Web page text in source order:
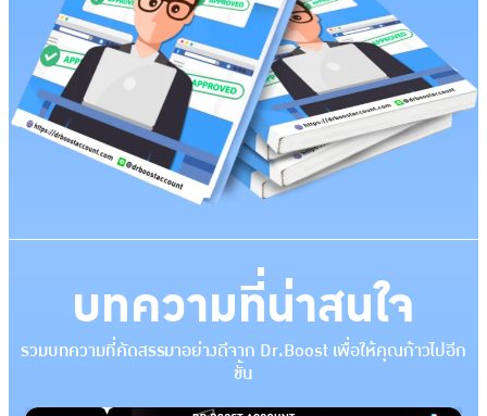
บทความที่น่าสนใจ
รวมบทความที่คัดสรรมาอย่างดีจาก Dr.Boost เพื่อให้คุณก้าวไปอีก
ขั้น